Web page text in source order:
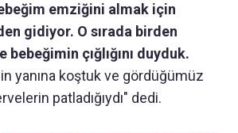
emziğini almak için
gidiyor. O sırada birden
bebeğimin çığlığını duyduk.
yanına koştuk ve gördüğümüz
patladığıydı" dedi.